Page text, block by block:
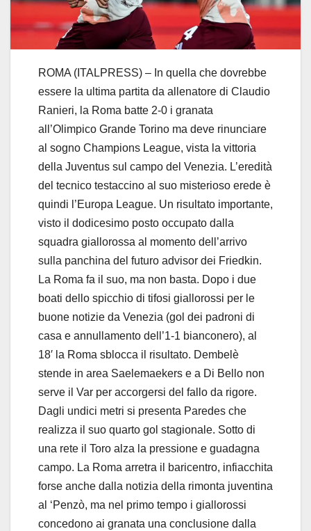
ROMA (ITALPRESS) – In quella che dovrebbe
essere la ultima partita da allenatore di Claudio
Ranieri, la Roma batte 2-0 i granata
all’Olimpico Grande Torino ma deve rinunciare
al sogno Champions League, vista la vittoria
della Juventus sul campo del Venezia. L’eredità
del tecnico testaccino al suo misterioso erede è
quindi l’Europa League. Un risultato importante,
visto il dodicesimo posto occupato dalla
squadra giallorossa al momento dell’arrivo
sulla panchina del futuro advisor dei Friedkin.
La Roma fa il suo, ma non basta. Dopo i due
boati dello spicchio di tifosi giallorossi per le
buone notizie da Venezia (gol dei padroni di
casa e annullamento dell’1-1 bianconero), al
18′ la Roma sblocca il risultato. Dembelè
stende in area Saelemaekers e a Di Bello non
serve il Var per accorgersi del fallo da rigore.
Dagli undici metri si presenta Paredes che
realizza il suo quarto gol stagionale. Sotto di
una rete il Toro alza la pressione e guadagna
campo. La Roma arretra il baricentro, infiacchita
forse anche dalla notizia della rimonta juventina
al ‘Penzò, ma nel primo tempo i giallorossi
concedono ai granata una conclusione dalla